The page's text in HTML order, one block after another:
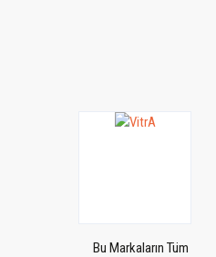
Bu Markaların Tüm